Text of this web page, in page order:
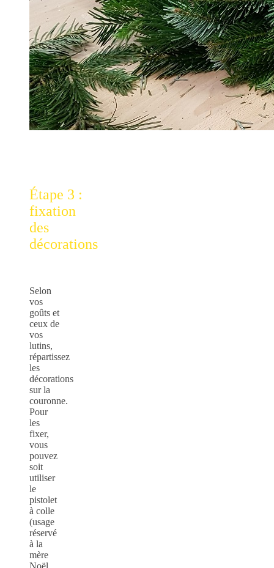
Étape 3 :
fixation
des
décorations
Selon
vos
goûts et
ceux de
vos
lutins,
répartissez
les
décorations
sur la
couronne.
Pour
les
fixer,
vous
pouvez
soit
utiliser
le
pistolet
à colle
(usage
réservé
à la
mère